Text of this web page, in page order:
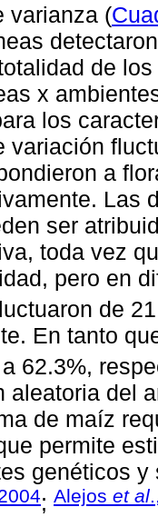
varianza (
de
x
los
variación
a
Las
ser
toda vez
pero en
de
En tanto
62.3%,
aleatoria del
de maíz
permite
genéticos
; Alejos et al